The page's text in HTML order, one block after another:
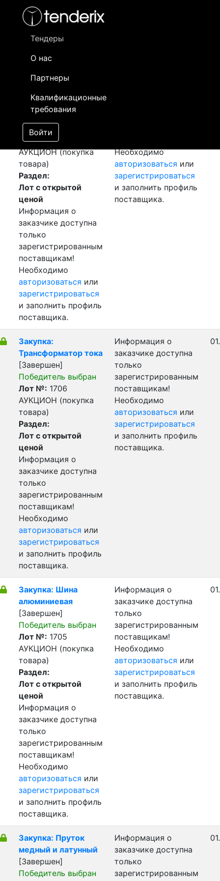
Тендеры
О нас
Партнеры
Квалификационные
требования
Войти
- активный лот
- сохраненный лот (не опубликован)
Закупка: Перевозка
Европа - Казахстан
[Завершен]
Победитель выбран
Лот №:1707
АУКЦИОН (покупка
товара)
Раздел:
Лот с открытой
ценой
Информация о
заказчике доступна
только
зарегистрированным
поставщикам!
Необходимо
авторизоваться или
зарегистрироваться
и заполнить профиль
поставщика.
Необходимо
авторизоваться или
зарегистрироваться
и заполнить профиль
поставщика.
Закупка:
Трансформатор тока
[Завершен]
Победитель выбран
Лот №: 1706
АУКЦИОН (покупка
товара)
Раздел:
Лот с открытой
ценой
Информация о
заказчике доступна
только
зарегистрированным
поставщикам!
Необходимо
авторизоваться или
зарегистрироваться
и заполнить профиль
поставщика.
Информация о
заказчике доступна
только
зарегистрированным
поставщикам!
Необходимо
авторизоваться или
зарегистрироваться
и заполнить профиль
поставщика.
Закупка: Шина
алюминиевая
[Завершен]
Победитель выбран
Лот №: 1705
АУКЦИОН (покупка
товара)
Раздел:
Лот с открытой
ценой
Информация о
заказчике доступна
только
зарегистрированным
поставщикам!
Необходимо
авторизоваться или
зарегистрироваться
и заполнить профиль
поставщика.
Информация о
заказчике доступна
только
зарегистрированным
поставщикам!
Необходимо
авторизоваться или
зарегистрироваться
и заполнить профиль
поставщика.
Закупка: Пруток
медный и латунный
[Завершен]
Победитель выбран
Информация о
заказчике доступна
только
зарегистрированным